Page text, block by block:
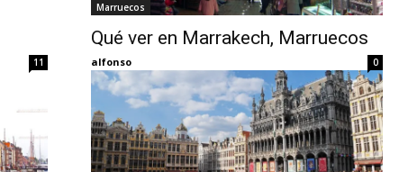
Eyes
11
Marruecos
Qué ver en Marrakech, Marruecos
alfonso 0